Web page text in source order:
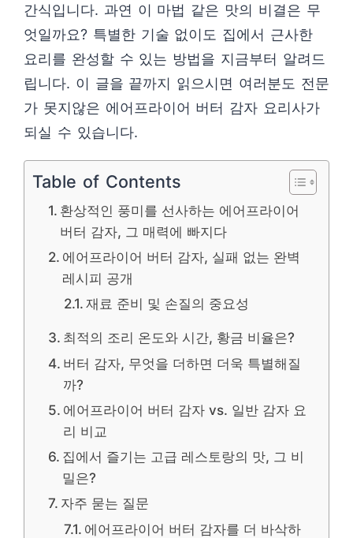
간식입니다. 과연 이 마법 같은 맛의 비결은 무
엇일까요? 특별한 기술 없이도 집에서 근사한
요리를 완성할 수 있는 방법을 지금부터 알려드
립니다. 이 글을 끝까지 읽으시면 여러분도 전문
가 못지않은 에어프라이어 버터 감자 요리사가
되실 수 있습니다.
Table of Contents
환상적인 풍미를 선사하는 에어프라이어
버터 감자, 그 매력에 빠지다
에어프라이어 버터 감자, 실패 없는 완벽
레시피 공개
재료 준비 및 손질의 중요성
최적의 조리 온도와 시간, 황금 비율은?
버터 감자, 무엇을 더하면 더욱 특별해질
까?
에어프라이어 버터 감자 vs. 일반 감자 요
리 비교
집에서 즐기는 고급 레스토랑의 맛, 그 비
밀은?
자주 묻는 질문
에어프라이어 버터 감자를 더 바삭하